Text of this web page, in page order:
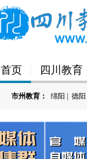
首页 四川教育
市州教育： 绵阳 德阳
'); })();